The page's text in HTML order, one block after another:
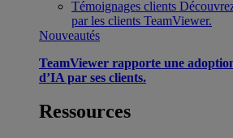
Témoignages clients
par les clients TeamViewer.
Nouveautés
TeamViewer rapporte une
d’IA par ses clients.
Ressources